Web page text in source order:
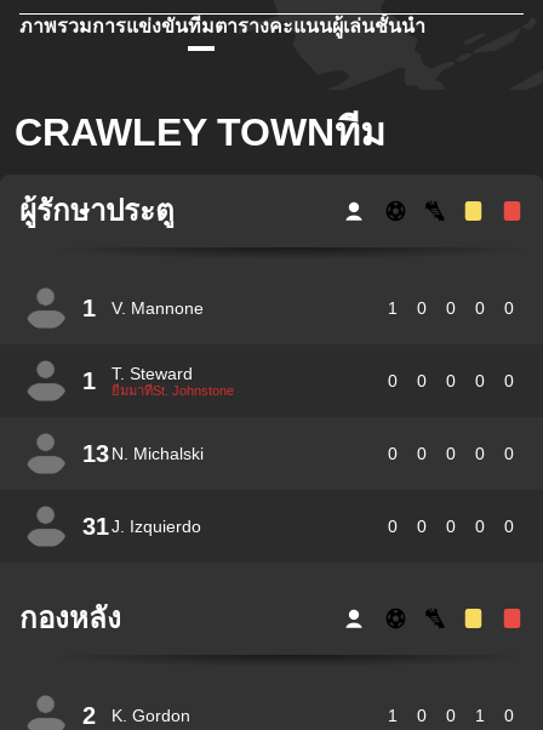
ภาพรวมการแข่งขันทีมตารางคะแนนผู้เล่นชั้นนำ
CRAWLEY TOWNทีม
ผู้รักษาประตู
1 V. Mannone 1 0 0 0 0
1 T. Steward
ยืมมาที่St. Johnstone 0 0 0 0 0
13N. Michalski 0 0 0 0 0
31J. Izquierdo 0 0 0 0 0
กองหลัง
2 K. Gordon 1 0 0 1 0